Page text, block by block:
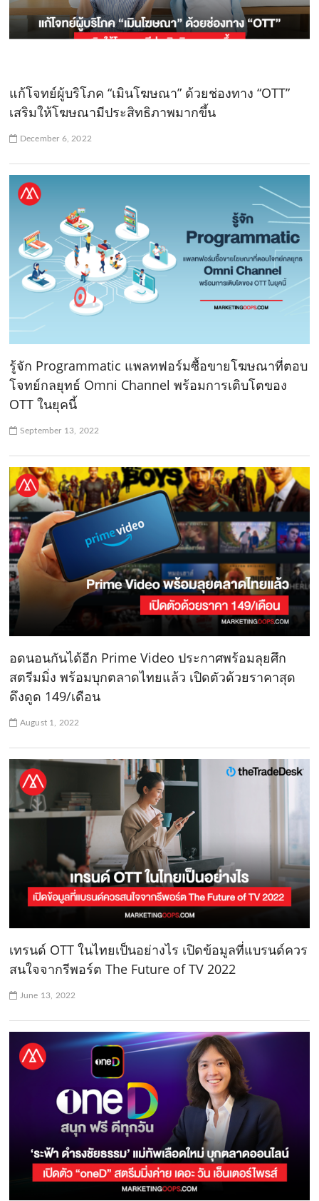
แก้โจทย์ผู้บริโภค “เมินโฆษณา” ด้วยช่องทาง “OTT”
เสริมให้โฆษณามีประสิทธิภาพมากขึ้น
December 6, 2022
รู้จัก Programmatic แพลทฟอร์มซื้อขายโฆษณาที่ตอบ
โจทย์กลยุทธ์ Omni Channel พร้อมการเติบโตของ
OTT ในยุคนี้
September 13, 2022
อดนอนกันได้อีก Prime Video ประกาศพร้อมลุยศึก
สตรีมมิ่ง พร้อมบุกตลาดไทยแล้ว เปิดตัวด้วยราคาสุด
ดึงดูด 149/เดือน
August 1, 2022
เทรนด์ OTT ในไทยเป็นอย่างไร เปิดข้อมูลที่แบรนด์ควร
สนใจจากรีพอร์ต The Future of TV 2022
June 13, 2022